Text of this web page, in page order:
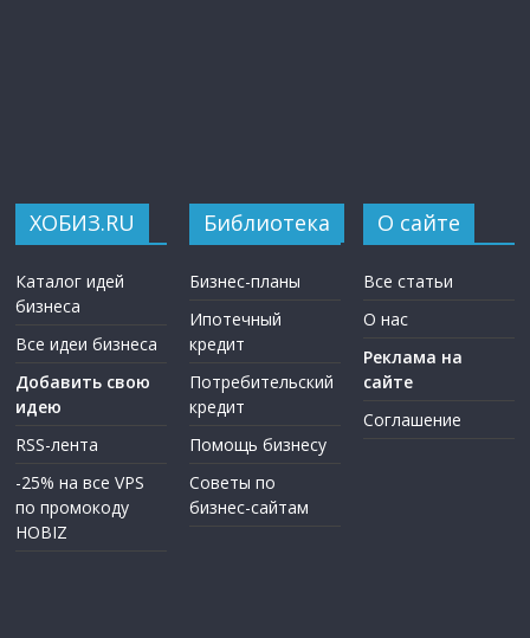
ХОБИЗ.RU
Каталог идей
бизнеса
Все идеи бизнеса
Добавить свою
идею
RSS-лента
-25% на все VPS
по промокоду
HOBIZ
Библиотека
Бизнес-планы
Ипотечный
кредит
Потребительский
кредит
Помощь бизнесу
Советы по
бизнес-сайтам
О сайте
Все статьи
О нас
Реклама на
сайте
Соглашение